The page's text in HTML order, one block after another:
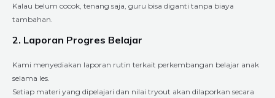
Kalau belum cocok, tenang saja, guru bisa diganti tanpa biaya
tambahan.
2. Laporan Progres Belajar
Kami menyediakan laporan rutin terkait perkembangan belajar anak
selama les.
Setiap materi yang dipelajari dan nilai tryout akan dilaporkan secara